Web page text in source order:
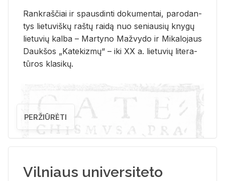
Rank­raš­čiai ir spaus­din­ti do­ku­men­tai, pa­ro­dan­
tys lie­tu­viš­kų raš­tų rai­dą nuo se­niau­sių kny­gų
lie­tu­vių kal­ba – Mar­ty­no Ma­žvy­do ir Mi­ka­lo­jaus
Dauk­šos „Ka­te­kiz­mų“ – iki XX a. lie­tu­vių li­te­ra­
tū­ros kla­si­kų.
PERŽIŪRĖTI
Vilniaus universiteto